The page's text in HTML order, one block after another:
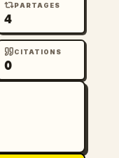
PARTAGES
4
CITATIONS
0